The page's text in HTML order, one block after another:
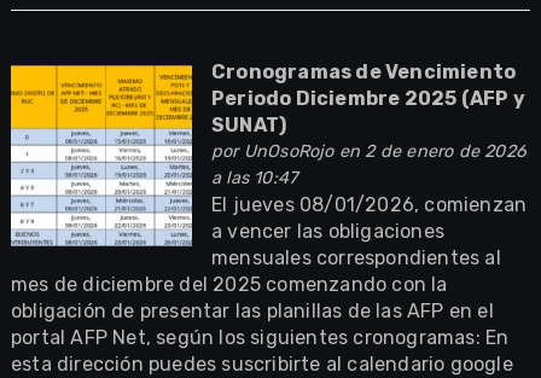
Cronogramas de Vencimiento
Periodo Diciembre 2025 (AFP y
SUNAT)
por UnOsoRojoen 2 de enero de 2026
a las 10:47
El jueves 08/01/2026, comienzan
a vencer las obligaciones
mensuales correspondientes al
mes de diciembre del 2025 comenzando con la
obligación de presentar las planillas de las AFP en el
portal AFP Net, según los siguientes cronogramas: En
esta dirección puedes suscribirte al calendario google